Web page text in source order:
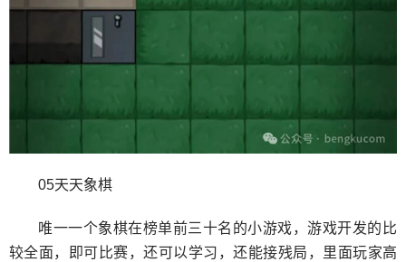
05天天象棋
唯一一个象棋在榜单前三十名的小游戏，游戏开发的比
较全面，即可比赛，还可以学习，还能接残局，里面玩家高